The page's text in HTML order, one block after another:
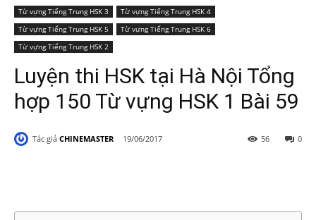
Từ vựng Tiếng Trung HSK 3
Từ vựng Tiếng Trung HSK 4
Từ vựng Tiếng Trung HSK 5
Từ vựng Tiếng Trung HSK 6
Từ vựng Tiếng Trung HSK 2
Luyện thi HSK tại Hà Nội Tổng
hợp 150 Từ vựng HSK 1 Bài 59
Tác giả CHINEMASTER 19/06/2017 0
56